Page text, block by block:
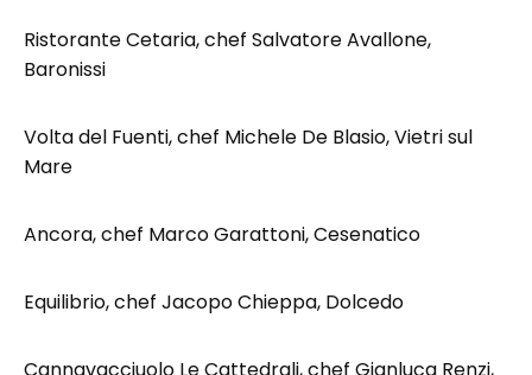
Ristorante Cetaria, chef Salvatore Avallone,
Baronissi
Volta del Fuenti, chef Michele De Blasio, Vietri sul
Mare
Ancora, chef Marco Garattoni, Cesenatico
Equilibrio, chef Jacopo Chieppa, Dolcedo